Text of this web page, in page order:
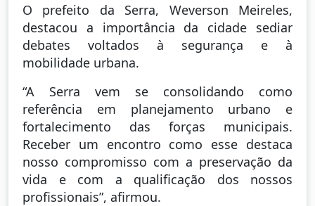
O prefeito da Serra, Weverson Meireles,
destacou a importância da cidade sediar
debates voltados à segurança e à
mobilidade urbana.
“A Serra vem se consolidando como
referência em planejamento urbano e
fortalecimento das forças municipais.
Receber um encontro como esse destaca
nosso compromisso com a preservação da
vida e com a qualificação dos nossos
profissionais”, afirmou.